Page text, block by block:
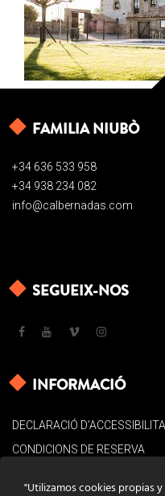
FAMILIA NIUBÒ
+34 636 533 958
+34 938 234 082
info@calbernadas.com
SEGUEIX-NOS
INFORMACIÓ
DECLARACIÓ
CONDICIONS DE RESERVA
"Utilizamos cookies propias